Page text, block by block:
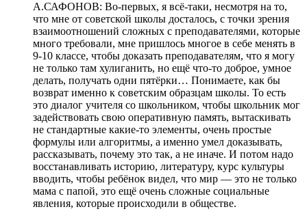
А.САФОНОВ: Во-первых, я всё-таки, несмотря на то,
что мне от советской школы досталось, с точки зрения
взаимоотношений сложных с преподавателями, которые
много требовали, мне пришлось многое в себе менять в
9-10 классе, чтобы доказать преподавателям, что я могу
не только там хулиганить, но ещё что-то доброе, умное
делать, получать одни пятёрки… Понимаете, как бы
возврат именно к советским образцам школы. То есть
это диалог учителя со школьником, чтобы школьник мог
задействовать свою оперативную память, вытаскивать
не стандартные какие-то элементы, очень простые
формулы или алгоритмы, а именно умел доказывать,
рассказывать, почему это так, а не иначе. И потом надо
восстанавливать историю, литературу, курс культуры
вводить, чтобы ребёнок видел, что мир — это не только
мама с папой, это ещё очень сложные социальные
явления, которые происходили в обществе.